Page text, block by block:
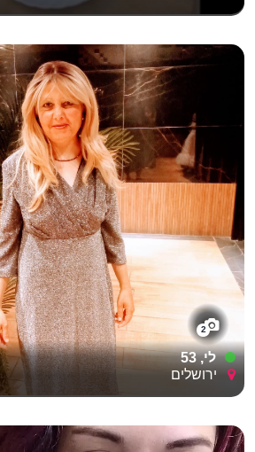
2
לי, 53
ירושלים